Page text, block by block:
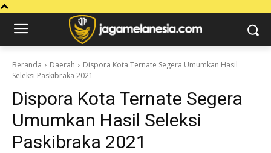
Beranda Daerah
Dispora Kota Ternate Segera Umumkan Hasil
Seleksi Paskibraka 2021
Dispora Kota Ternate Segera
Umumkan Hasil Seleksi
Paskibraka 2021